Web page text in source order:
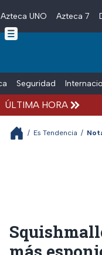
Skip to main content
Azteca UNO Azteca 7
Seguridad
ÚLTIMA HORA
/ Es Tendencia /